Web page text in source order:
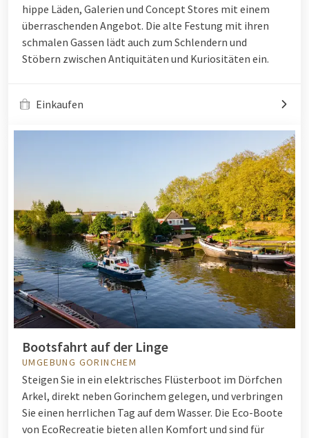
hippe Läden, Galerien und Concept Stores mit einem
überraschenden Angebot. Die alte Festung mit ihren
schmalen Gassen lädt auch zum Schlendern und
Stöbern zwischen Antiquitäten und Kuriositäten ein.
Einkaufen
Bootsfahrt auf der Linge
UMGEBUNG GORINCHEM
Steigen Sie in ein elektrisches Flüsterboot im Dörfchen
Arkel, direkt neben Gorinchem gelegen, und verbringen
Sie einen herrlichen Tag auf dem Wasser. Die Eco-Boote
von EcoRecreatie bieten allen Komfort und sind für